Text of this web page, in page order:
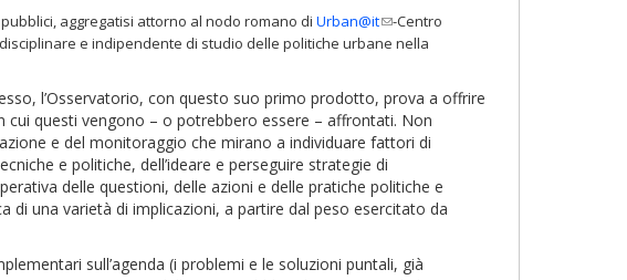
aggregatisi attorno al nodo romano di Urban@it(link
sends
-Centro
e indipendente di studio delle politiche urbane nella
l’Osservatorio, con questo suo primo prodotto, prova a offrire
questi vengono – o potrebbero essere – affrontati. Non
e del monitoraggio che mirano a individuare fattori di
e politiche, dell’ideare e perseguire strategie di
delle questioni, delle azioni e delle pratiche politiche e
una varietà di implicazioni, a partire dal peso esercitato da
sull’agenda (i problemi e le soluzioni puntali, già